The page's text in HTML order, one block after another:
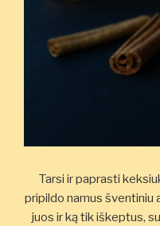
Tarsi ir paprasti
pripildo namus
juos ir ką tik iškeptus,